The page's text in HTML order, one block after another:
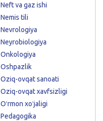
Neft va gaz ishi
Nemis tili
Nevrologiya
Neyrobiologiya
Onkologiya
Oshpazlik
Oziq-ovqat sanoati
Oziq-ovqat xavfsizligi
Oʻrmon xoʻjaligi
Pedagogika